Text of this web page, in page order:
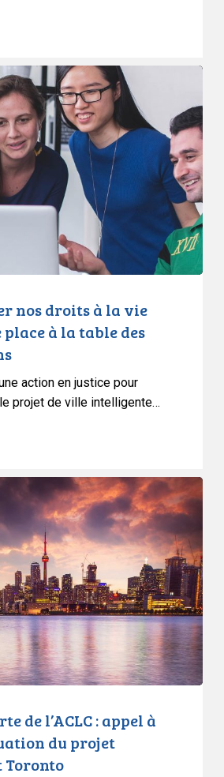
nos droits à la vie
à la table des
action en justice pour
projet de ville intelligente…
de l’ACLC : appel à
du projet